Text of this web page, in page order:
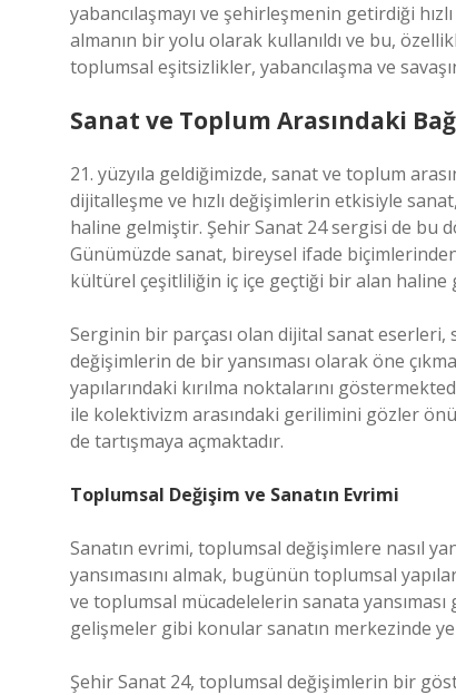
yabancılaşmayı ve şehirleşmenin getirdiği
almanın bir yolu olarak kullanıldı ve bu,
toplumsal eşitsizlikler, yabancılaşma ve
Sanat ve Toplum Arasındaki
21. yüzyıla geldiğimizde, sanat ve toplum
dijitalleşme ve hızlı değişimlerin etkisiyle
haline gelmiştir. Şehir Sanat 24 sergisi de bu
Günümüzde sanat, bireysel ifade
kültürel çeşitliliğin iç içe geçtiği bir alan haline
Serginin bir parçası olan dijital sanat eserleri,
değişimlerin de bir yansıması olarak öne
yapılarındaki kırılma noktalarını
ile kolektivizm arasındaki gerilimini gözler
de tartışmaya açmaktadır.
Toplumsal Değişim ve Sanatın Evrimi
Sanatın evrimi, toplumsal değişimlere nasıl
yansımasını almak, bugünün toplumsal
ve toplumsal mücadelelerin sanata
gelişmeler gibi konular sanatın merkezinde
Şehir Sanat 24, toplumsal değişimlerin bir